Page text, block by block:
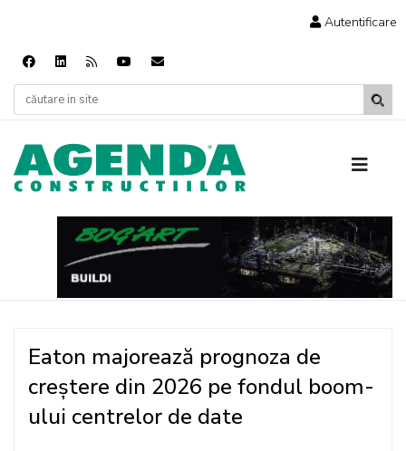
Autentificare
Eaton majorează prognoza de
creștere din 2026 pe fondul boom-
ului centrelor de date